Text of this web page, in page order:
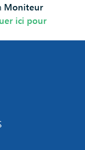
Moniteur
ici pour